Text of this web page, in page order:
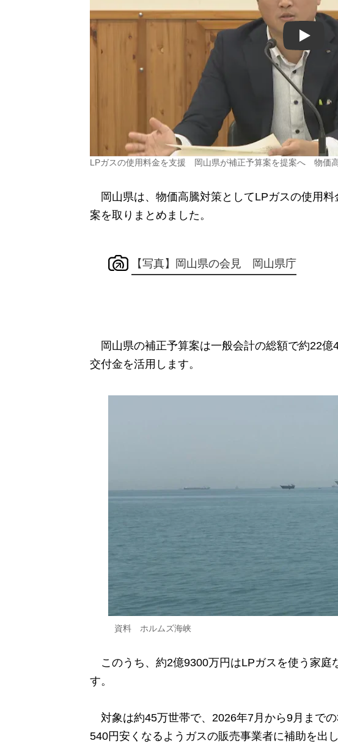
Play
LPガスの使用料金を支援 岡山県が補正予算案を提案へ 物価
岡山県は、物価高騰対策としてLPガスの使用
案を取りまとめました。
【写真】岡山県の会見 岡山県庁
岡山県の補正予算案は一般会計の総額で約22億
交付金を活用します。
資料 ホルムズ海峡
このうち、約2億9300万円はLPガスを使う家庭
す。
対象は約45万世帯で、2026年7月から9月まで
540円安くなるようガスの販売事業者に補助を出し